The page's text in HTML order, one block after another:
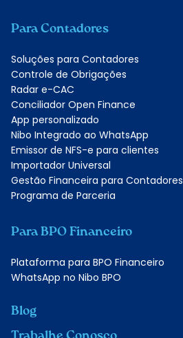
Para Contadores
Soluções para Contadores
Controle de Obrigações
Radar e-CAC
Conciliador Open Finance
App personalizado
Nibo Integrado ao WhatsApp
Emissor de NFS-e para clientes
Importador Universal
Gestão Financeira para Contadores
Programa de Parceria
Para BPO Financeiro
Plataforma para BPO Financeiro
WhatsApp no Nibo BPO
Blog